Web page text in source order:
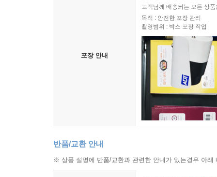
포장 안내
고객님께 배송되는 모든 상
목적 : 안전한 포장 관리
촬영범위 : 박스 포장 작업
반품/교환 안내
※ 상품 설명에 반품/교환과 관련한 안내가 있는경우 아